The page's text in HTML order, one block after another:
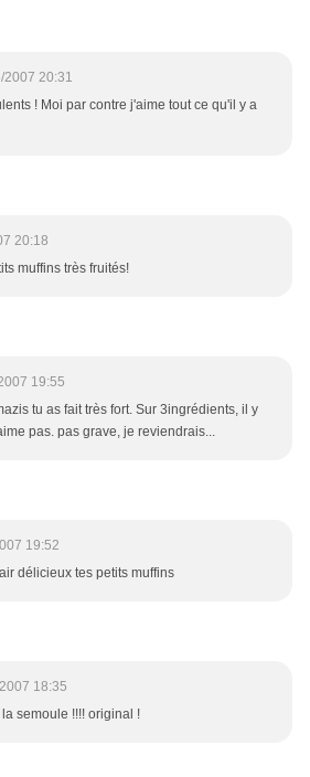
2007 20:31
! Moi par contre j'aime tout ce qu'il y a
20:18
muffins très fruités!
19:55
tu as fait très fort. Sur 3ingrédients, il y
pas. pas grave, je reviendrais...
19:52
délicieux tes petits muffins
18:35
semoule !!!! original !